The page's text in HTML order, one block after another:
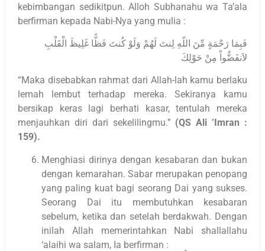
kebimbangan sedikitpun. Alloh Subhanahu wa Ta’ala
berfirman kepada Nabi-Nya yang mulia :
فَبِمَا رَحْمَةٍ مِّنَ اللّهِ لِنتَ لَهُمْ وَلَوْ كُنتَ فَظًّا غَلِيظَ الْقَلْبِ
لاَنفَضُّواْ مِنْ حَوْلِكَ
“Maka disebabkan rahmat dari Allah-lah kamu berlaku
lemah lembut terhadap mereka. Sekiranya kamu
bersikap keras lagi berhati kasar, tentulah mereka
menjauhkan diri dari sekelilingmu.” (QS Ali ’Imran :
159).
Menghiasi dirinya dengan kesabaran dan bukan
dengan kemarahan. Sabar merupakan penopang
yang paling kuat bagi seorang Dai yang sukses.
Seorang Dai itu membutuhkan kesabaran
sebelum, ketika dan setelah berdakwah. Dengan
inilah Allah memerintahkan Nabi shallallahu
‘alaihi wa salam, Ia berfirman :